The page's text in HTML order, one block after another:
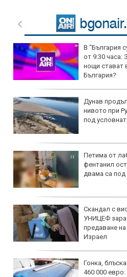
В "България
от 9:30 часа:
нощи стават
България?
Дунав
нивото при
под
Петима от
фентанил
двама са
Скандал с
УНИЦЕФ
предаване
Израел
Гонка,
460 000